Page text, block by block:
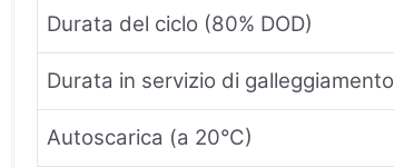
Durata del ciclo (80% DOD)
Durata in servizio di galleggiamento
Autoscarica (a 20°C)